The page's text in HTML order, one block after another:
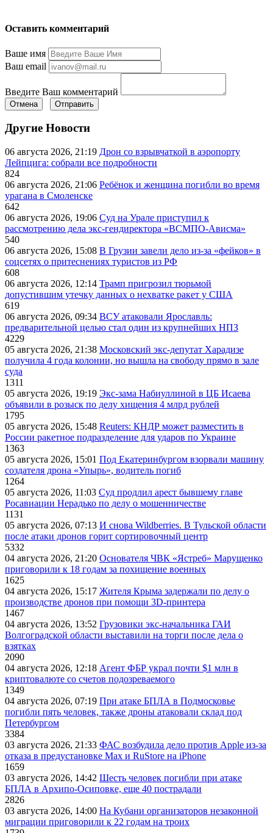
Оставить комментарий
Ваше имя
Ваш email
Введите Ваш комментарий
Отмена Отправить
Другие Новости
06 августа 2026, 21:19 Дрон со взрывчаткой в аэропорту
Лейпцига: собрали все подробности
824
06 августа 2026, 21:06 Ребёнок и женщина погибли во время
урагана в Смоленске
642
06 августа 2026, 19:06 Суд на Урале приступил к
рассмотрению дела экс-гендиректора «ВСМПО-Ависма»
540
06 августа 2026, 15:08 В Грузии завели дело из-за «фейков» в
соцсетях о притеснениях туристов из РФ
608
06 августа 2026, 12:14 Трамп пригрозил тюрьмой
допустившим утечку данных о нехватке ракет у США
619
06 августа 2026, 09:34 ВСУ атаковали Ярославль:
предварительной целью стал один из крупнейших НПЗ
4229
05 августа 2026, 21:38 Московский экс-депутат Харадизе
получила 4 года колонии, но вышла на свободу прямо в зале
суда
1311
05 августа 2026, 19:19 Экс-зама Набиуллиной в ЦБ Исаева
объявили в розыск по делу хищения 4 млрд рублей
1795
05 августа 2026, 15:48 Reuters: КНДР может разместить в
России ракетное подразделение для ударов по Украине
1363
05 августа 2026, 15:01 Под Екатеринбургом взорвали машину
создателя дрона «Упырь», водитель погиб
1264
05 августа 2026, 11:03 Суд продлил арест бывшему главе
Росавиации Нерадько по делу о мошенничестве
1131
05 августа 2026, 07:13 И снова Wildberries. В Тульской области
после атаки дронов горит сортировочный центр
5332
04 августа 2026, 21:20 Основателя ЧВК «Ястреб» Марущенко
приговорили к 18 годам за похищение военных
1625
04 августа 2026, 15:17 Жителя Крыма задержали по делу о
производстве дронов при помощи 3D‑принтера
1467
04 августа 2026, 13:52 Грузовики экс-начальника ГАИ
Волгоградской области выставили на торги после дела о
взятках
2090
04 августа 2026, 12:18 Агент ФБР украл почти $1 млн в
криптовалюте со счетов подозреваемого
1349
04 августа 2026, 07:19 При атаке БПЛА в Подмосковье
погибли пять человек, также дроны атаковали склад под
Петербургом
3384
03 августа 2026, 21:33 ФАС возбудила дело против Apple из-за
отказа в предустановке Max и RuStore на iPhone
1659
03 августа 2026, 14:42 Шесть человек погибли при атаке
БПЛА в Архипо-Осиповке, еще 40 пострадали
2826
03 августа 2026, 14:00 На Кубани организаторов незаконной
миграции приговорили к 22 годам на троих